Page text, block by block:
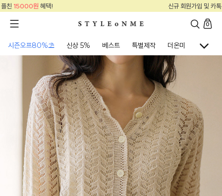
신규 회원가입 및 카톡 플친
0
시즌오프80%⛱ 신상 5% 베스트 특별제작 더온미 골프웨어